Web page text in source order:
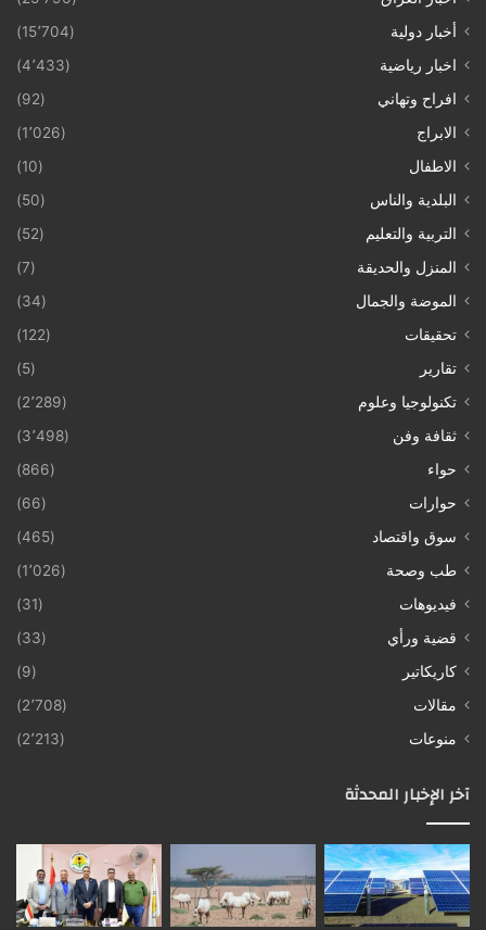
أخبار دولية
(15٬704)
اخبار رياضية
(4٬433)
افراح وتهاني
(92)
الابراج
(1٬026)
الاطفال
(10)
البلدية والناس
(50)
التربية والتعليم
(52)
المنزل والحديقة
(7)
الموضة والجمال
(34)
تحقيقات
(122)
تقارير
(5)
تكنولوجيا وعلوم
(2٬289)
ثقافة وفن
(3٬498)
حواء
(866)
حوارات
(66)
سوق واقتصاد
(465)
طب وصحة
(1٬026)
فيديوهات
(31)
قضية ورأي
(33)
كاريكاتير
(9)
مقالات
(2٬708)
منوعات
(2٬213)
آخر الإخبار المحدثة